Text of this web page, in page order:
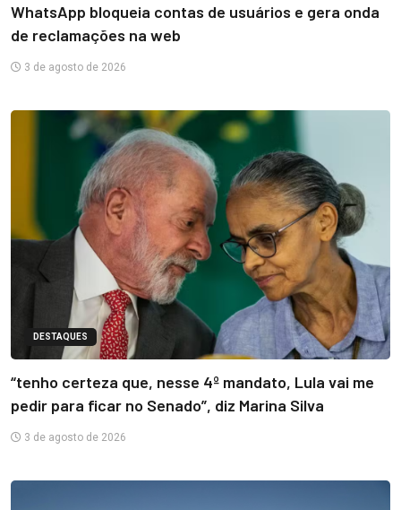
WhatsApp bloqueia contas de usuários e gera onda
de reclamações na web
3 de agosto de 2026
DESTAQUES
“tenho certeza que, nesse 4º mandato, Lula vai me
pedir para ficar no Senado”, diz Marina Silva
3 de agosto de 2026